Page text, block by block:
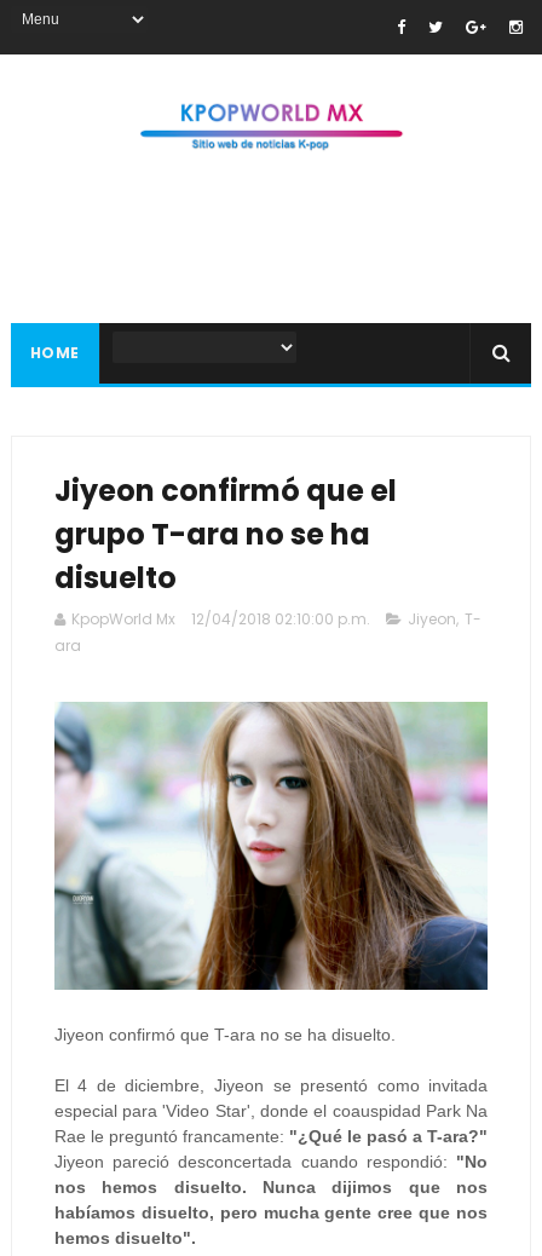
HOME
Jiyeon confirmó que el
grupo T-ara no se ha
disuelto
KpopWorld Mx 12/04/2018 02:10:00 p.m. Jiyeon, T-
ara
Jiyeon confirmó que T-ara no se ha disuelto.
El 4 de diciembre, Jiyeon se presentó como invitada
especial para 'Video Star', donde el coauspidad Park Na
Rae le preguntó francamente: "¿Qué le pasó a T-ara?"
Jiyeon pareció desconcertada cuando respondió: "No
nos hemos disuelto. Nunca dijimos que nos
habíamos disuelto, pero mucha gente cree que nos
hemos disuelto".